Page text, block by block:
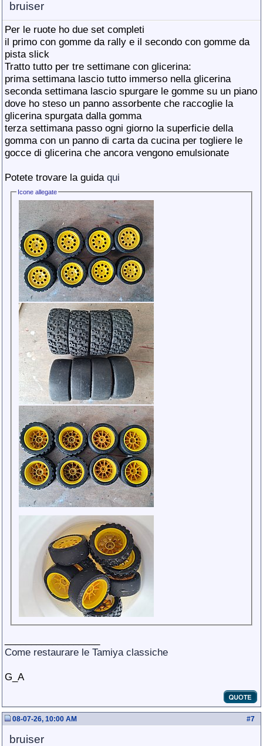
bruiser
Per le ruote ho due set completi
il primo con gomme da rally e il secondo con gomme da
pista slick
Tratto tutto per tre settimane con glicerina:
prima settimana lascio tutto immerso nella glicerina
seconda settimana lascio spurgare le gomme su un piano
dove ho steso un panno assorbente che raccoglie la
glicerina spurgata dalla gomma
terza settimana passo ogni giorno la superficie della
gomma con un panno di carta da cucina per togliere le
gocce di glicerina che ancora vengono emulsionate
Potete trovare la guida qui
Icone allegate
Come restaurare le Tamiya classiche
G_A
#7
08-07-26, 10:00 AM
bruiser